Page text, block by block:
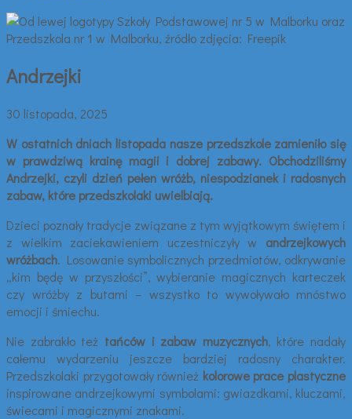
Andrzejki
30 listopada, 2025
W ostatnich dniach listopada nasze przedszkole zamieniło się
w prawdziwą krainę magii i dobrej zabawy. Obchodziliśmy
Andrzejki, czyli dzień pełen wróżb, niespodzianek i radosnych
zabaw, które przedszkolaki uwielbiają.
Dzieci poznały tradycje związane z tym wyjątkowym świętem i
z wielkim zaciekawieniem uczestniczyły w andrzejkowych
wróżbach. Losowanie symbolicznych przedmiotów, odkrywanie
„kim będę w przyszłości”, wybieranie magicznych karteczek
czy wróżby z butami – wszystko to wywoływało mnóstwo
emocji i śmiechu.
Nie zabrakło też tańców i zabaw muzycznych, które nadały
całemu wydarzeniu jeszcze bardziej radosny charakter.
Przedszkolaki przygotowały również kolorowe prace plastyczne
inspirowane andrzejkowymi symbolami: gwiazdkami, kluczami,
świecami i magicznymi znakami.